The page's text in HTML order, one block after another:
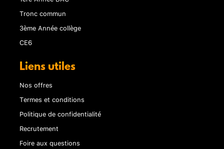
Tronc commun
3ème Année collège
CE6
Liens utiles
Nos offres
Termes et conditions
Politique de confidentialité
Recrutement
Foire aux questions